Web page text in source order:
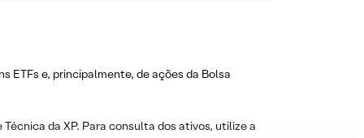
ETFs e, principalmente, de ações da Bolsa
da XP. Para consulta dos ativos, utilize a